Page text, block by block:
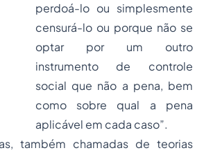
perdoá-lo ou simplesmente
censurá-lo ou porque não se
optar por um outro
instrumento de controle
social que não a pena, bem
como sobre qual a pena
aplicável em cada caso”.
também chamadas de teorias